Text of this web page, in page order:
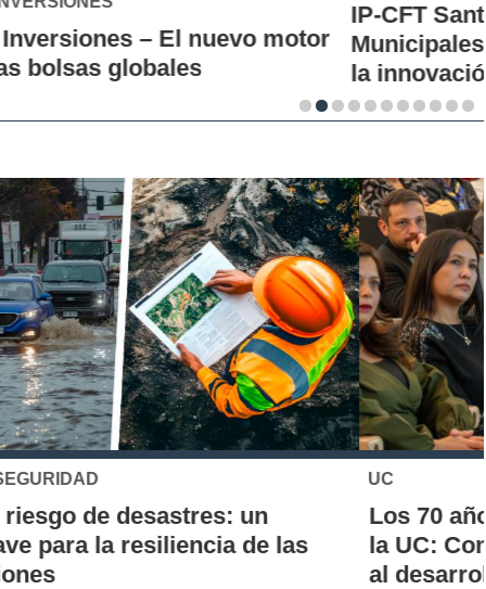
IP-CFT Santo Tomás y Red de Hubs
Municipales firman alianza para impulsar
la innovación en los territorios
UC
Los 70 años de la Carrera de Química de
la UC: Conoce su historia, hitos y aporte
al desarrollo científico del país